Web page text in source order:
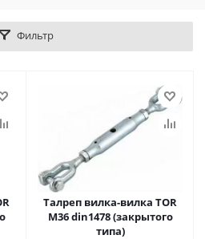
Фильтр
Талреп вилка-вилка TOR
М36 din1478 (закрытого
типа)